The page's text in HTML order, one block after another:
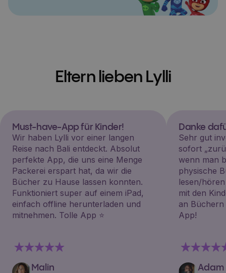
Eltern lieben Lylli
Must-have-App für Kinder!
Wir haben Lylli vor einer langen
Reise nach Bali entdeckt. Absolut
perfekte App, die uns eine Menge
Packerei erspart hat, da wir die
Bücher zu Hause lassen konnten.
Funktioniert super auf einem iPad,
einfach offline herunterladen und
mitnehmen. Tolle App ⭐️
Malin
Danke
Sehr gut
sofort
wenn man
physische
lesen/
mit den
an Büchern
App!
Adam